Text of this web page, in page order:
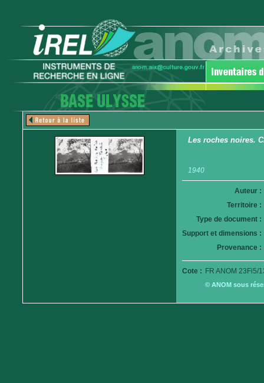
Les roches noires.
1940
Auteur :
Territoire :
Type de document :
Support et dimensions :
Provenance :
Cote : FR ANOM 23Fi5/
© ANOM sous